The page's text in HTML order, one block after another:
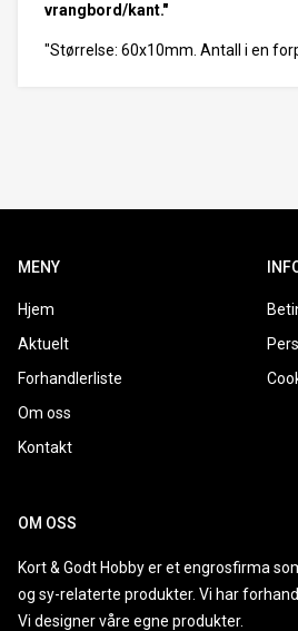
vrangbord/kant."
"Størrelse: 60x10mm. Antall i en
MENY
Hjem
Aktuelt
Forhandlerliste
Om oss
Kontakt
OM OSS
Kort & Godt Hobby er et engrosfirma
og sy-relaterte produkter. Vi har
Vi designer våre egne produkter.